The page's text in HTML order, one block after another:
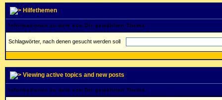
Hilfethemen
Informationen zu dem von Dir gewählten Thema
Schlagwörter, nach denen gesucht werden soll
Viewing active topics and new posts
Informationen zu dem von Dir gewählten Thema